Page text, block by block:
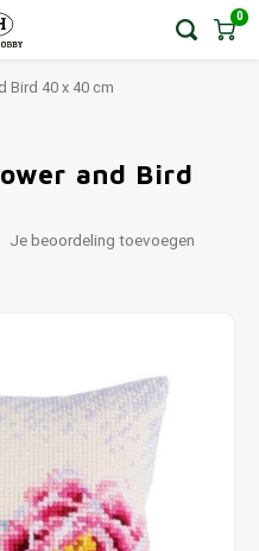
0
Bird 40 x 40 cm
and Bird
Je beoordeling toevoegen